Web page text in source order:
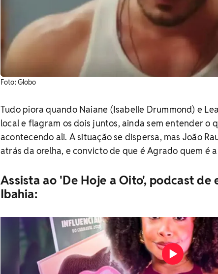
Foto: Globo
Tudo piora quando Naiane (Isabelle Drummond) e
local e flagram os dois juntos, ainda sem entender o
acontecendo ali. A situação se dispersa, mas João
atrás da orelha, e convicto de que é Agrado quem é
Assista ao 'De Hoje a Oito', podcast
Ibahia: